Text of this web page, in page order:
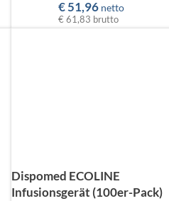
€51,96 netto
€ 61,83 brutto
Dispomed ECOLINE
Infusionsgerät (100er-Pack)